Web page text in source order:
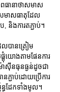
ធានាថាសមាស
មាសធាតុដែល
និងការតភ្ជាប់។
លបានត្រៀម
តុំយោងតាមផែនការ
ម៉ាស៊ីនធុនធ្ងន់ដូចជា
ជាប់ដោយប្រើការ
ន្ធដែកទាំងមូល។